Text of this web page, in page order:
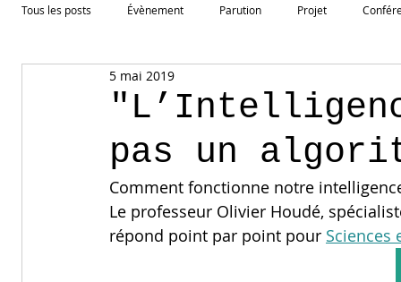
Tous les posts Évènement Parution Projet
TEST
pas un
5 mai 2019
Comment fonctionne notre
Le professeur Olivier Houdé,
répond point par point pour Sciences